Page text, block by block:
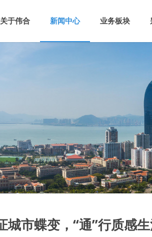
关于伟合 新闻中心 业务板块
市蝶变，“通”行质感